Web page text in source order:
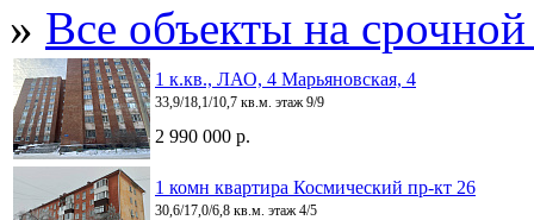
» Все объекты на
1 к.кв., ЛАО, 4 Марьяновская, 4
33,9/18,1/10,7 кв.м. этаж 9/9
2 990 000 р.
1 комн квартира Космический пр-кт 26
30,6/17,0/6,8 кв.м. этаж 4/5